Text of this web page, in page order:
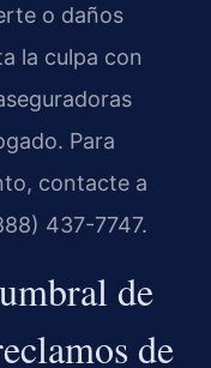
o daños
la culpa con
Para
contacte a
437-7747.
de
de